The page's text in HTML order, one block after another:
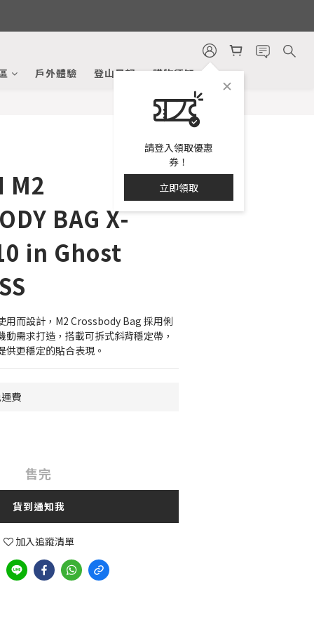
請登入領取優惠
券！
立即領取
戶外體驗 登山日記 購物須知
M2
BAG X-
in Ghost
用而設計，M2 Crossbody Bag 採用俐
需求打造，搭載可拆式斜背穩定帶，
更穩定的貼合表現。
費
售完
貨到通知我
加入追蹤清單